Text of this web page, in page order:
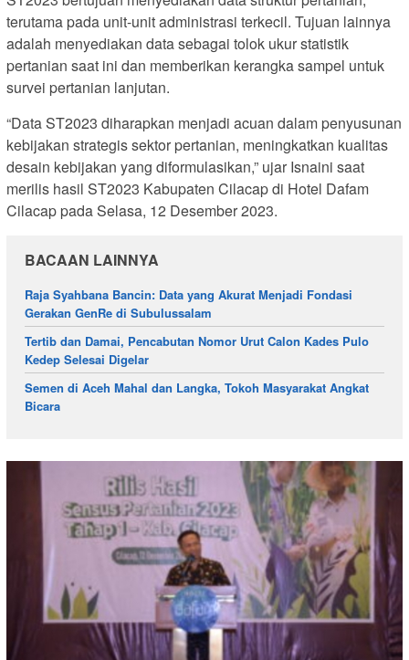
terutama pada unit-unit administrasi terkecil. Tujuan lainnya
adalah menyediakan data sebagai tolok ukur statistik
pertanian saat ini dan memberikan kerangka sampel untuk
survei pertanian lanjutan.
“Data ST2023 diharapkan menjadi acuan dalam penyusunan
kebijakan strategis sektor pertanian, meningkatkan kualitas
desain kebijakan yang diformulasikan,” ujar Isnaini saat
merilis hasil ST2023 Kabupaten Cilacap di Hotel Dafam
Cilacap pada Selasa, 12 Desember 2023.
BACAAN LAINNYA
Raja Syahbana Bancin: Data yang Akurat Menjadi Fondasi
Gerakan GenRe di Subulussalam
Tertib dan Damai, Pencabutan Nomor Urut Calon Kades Pulo
Kedep Selesai Digelar
Semen di Aceh Mahal dan Langka, Tokoh Masyarakat Angkat
Bicara